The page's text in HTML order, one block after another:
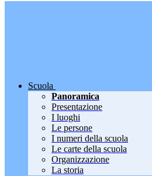
Scuola
Panoramica
Presentazione
I luoghi
Le persone
I numeri della scuola
Le carte della scuola
Organizzazione
La storia